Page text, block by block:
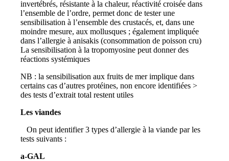
invertébrés, résistante à la chaleur, réactivité croisée dans
l’ensemble de l’ordre, permet donc de tester une
sensibilisation à l’ensemble des crustacés, et, dans une
moindre mesure, aux mollusques ; également impliquée
dans l’allergie à anisakis (consommation de poisson cru)
La sensibilisation à la tropomyosine peut donner des
réactions systémiques
NB : la sensibilisation aux fruits de mer implique dans
certains cas d’autres protéines, non encore identifiées >
des tests d’extrait total restent utiles
Les viandes
On peut identifier 3 types d’allergie à la viande par les
tests suivants :
a-GAL